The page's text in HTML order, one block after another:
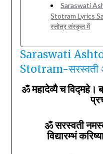
Saraswati
Stotram Lyrics
स्तोत्र संस्कृत में
Saraswati
Stotram-सरस्वती
ॐ महादेव्यै च विद्महे।
ॐ सरस्वती
विद्यारम्भं